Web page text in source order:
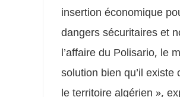
insertion économique
dangers sécuritaires et
l’affaire du Polisario, le
solution bien qu’il